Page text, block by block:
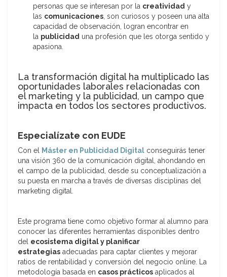
personas que se interesan por la creatividad y
las comunicaciones, son curiosos y poseen una alta
capacidad de observación, logran encontrar en
la publicidad una profesión que les otorga sentido y
apasiona.
La transformación digital ha multiplicado las
oportunidades laborales relacionadas con
el marketing y la publicidad, un campo que
impacta en todos los sectores productivos.
Especialízate con EUDE
Con el Máster en Publicidad Digital conseguirás tener
una visión 360 de la comunicación digital, ahondando en
el campo de la publicidad, desde su conceptualización a
su puesta en marcha a través de diversas disciplinas del
marketing digital.
Este programa tiene como objetivo formar al alumno para
conocer las diferentes herramientas disponibles dentro
del ecosistema digital y planificar
estrategias adecuadas para captar clientes y mejorar
ratios de rentabilidad y conversión del negocio online. La
metodología basada en casos prácticos aplicados al